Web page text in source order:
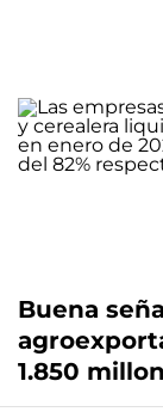
Buena
1.850